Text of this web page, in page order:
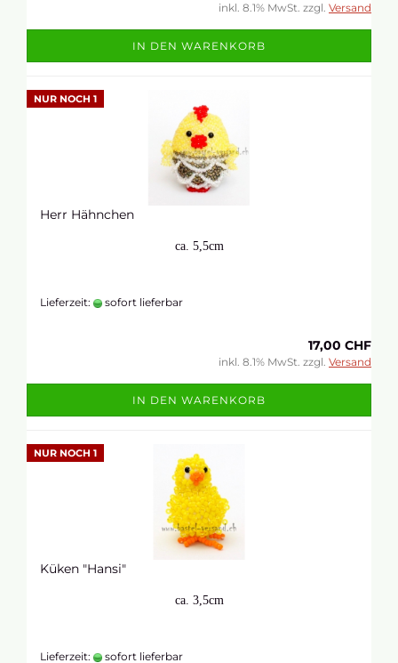
inkl. 8.1% MwSt. zzgl. Versand
IN DEN WARENKORB
NUR NOCH 1
Herr Hähnchen
ca. 5,5cm
Lieferzeit: sofort lieferbar
17,00 CHF
inkl. 8.1% MwSt. zzgl. Versand
IN DEN WARENKORB
NUR NOCH 1
Küken "Hansi"
ca. 3,5cm
Lieferzeit: sofort lieferbar